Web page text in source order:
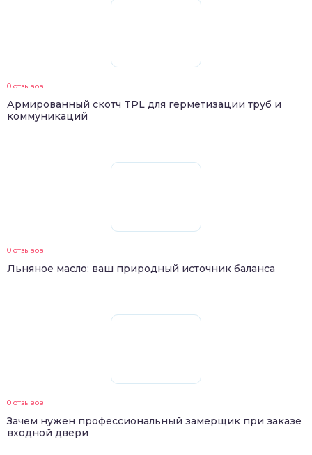
0 отзывов
Армированный скотч TPL для герметизации труб и
коммуникаций
0 отзывов
Льняное масло: ваш природный источник баланса
0 отзывов
Зачем нужен профессиональный замерщик при заказе
входной двери